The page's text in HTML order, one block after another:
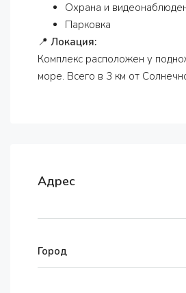
Охрана и
Парковка
📍 Локация:
Комплекс расположен у
море. Всего в 3 км от
Адрес
Город